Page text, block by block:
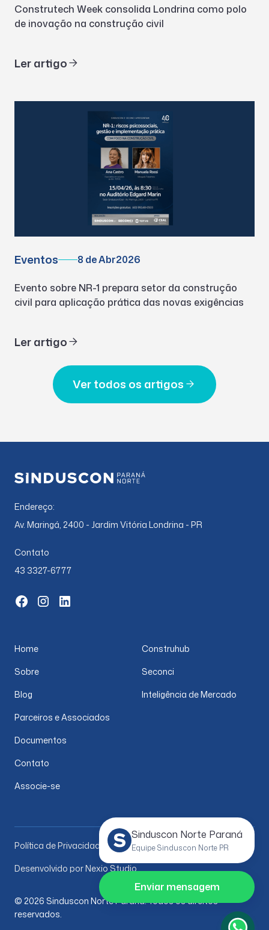
Sinduscon Norte Paraná
Equipe Sinduscon Norte PR
Enviar mensagem
Construtech Week consolida Londrina como polo
de inovação na construção civil
Ler artigo
Eventos 8 de Abr2026
Evento sobre NR-1 prepara setor da construção
civil para aplicação prática das novas exigências
Ler artigo
Ver todos os artigos
Endereço:
Av. Maringá, 2400 - Jardim Vitória Londrina - PR
Contato
43 3327-6777
Home
Sobre
Blog
Parceiros e Associados
Documentos
Contato
Associe-se
Construhub
Seconci
Inteligência de Mercado
© 2026 Sinduscon Norte Paraná. Todos os direitos
reservados.
Política de Privacidade
Desenvolvido por Nexio Studio